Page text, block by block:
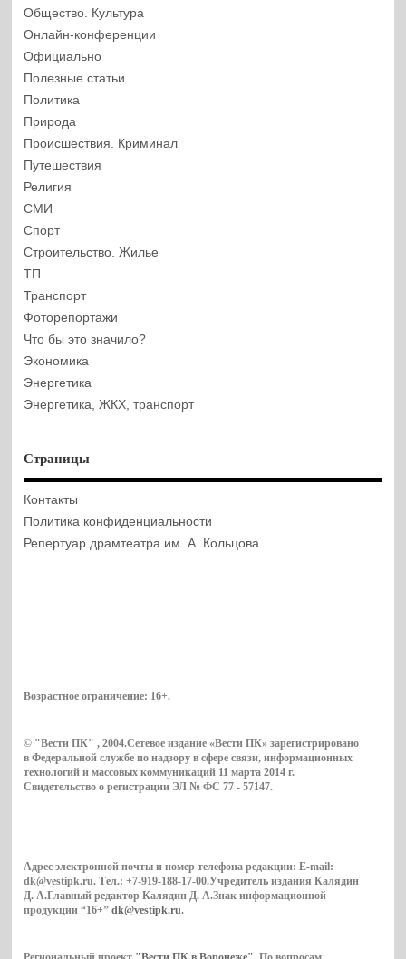
Общество. Культура
Онлайн-конференции
Официально
Полезные статьи
Политика
Природа
Происшествия. Криминал
Путешествия
Религия
СМИ
Спорт
Строительство. Жилье
ТП
Транспорт
Фоторепортажи
Что бы это значило?
Экономика
Энергетика
Энергетика, ЖКХ, транспорт
Страницы
Контакты
Политика конфиденциальности
Репертуар драмтеатра им. А. Кольцова
Возрастное ограничение: 16+.
© "Вести ПК" , 2004.Сетевое издание «Вести ПК» зарегистрировано
в Федеральной службе по надзору в сфере связи, информационных
технологий и массовых коммуникаций 11 марта 2014 г.
Свидетельство о регистрации ЭЛ № ФС 77 - 57147.
Адрес электронной почты и номер телефона редакции: E-mail:
dk@vestipk.ru. Тел.: +7-919-188-17-00.Учредитель издания Калядин
Д. А.Главный редактор Калядин Д. А.Знак информационной
продукции “16+”dk@vestipk.ru.